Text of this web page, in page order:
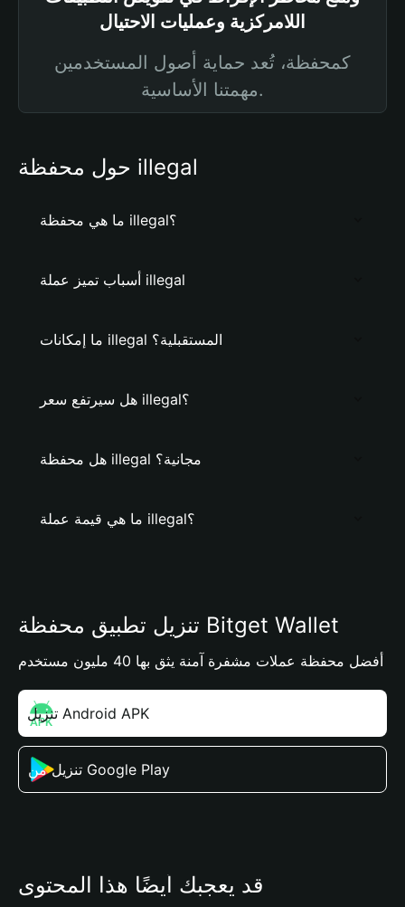
اللامركزية وعمليات الاحتيال
كمحفظة، تُعد حماية أصول المستخدمين
مهمتنا الأساسية.
حول محفظة illegal
ما هي محفظة illegal؟
أسباب تميز عملة illegal
ما إمكانات illegal المستقبلية؟
هل سيرتفع سعر illegal؟
هل محفظة illegal مجانية؟
ما هي قيمة عملة illegal؟
تنزيل تطبيق محفظة Bitget Wallet
أفضل محفظة عملات مشفرة آمنة يثق بها 40 مليون مستخدم
تنزيل Android APK
تنزيل من Google Play
قد يعجبك أيضًا هذا المحتوى